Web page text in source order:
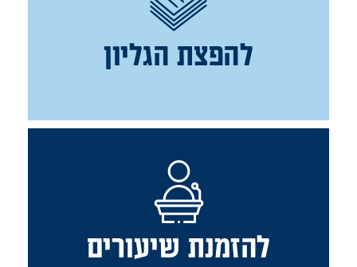
להפצת הגליון
להזמנת שיעורים